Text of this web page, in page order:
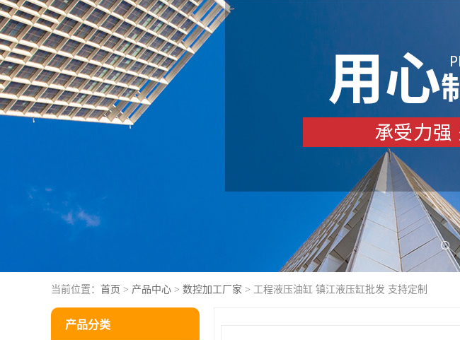
当前位置： 首页 > 产品中心 > 数控加工厂家 > 工程液压油缸 镇江液压缸批发 支持定制
产品分类